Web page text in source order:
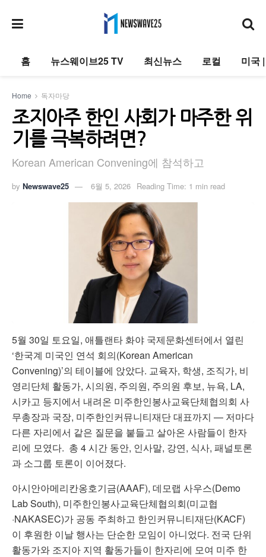
홈 뉴스웨이브25 TV 최신뉴스 로컬 미국
Home 독자마당
조지아주 한인 사회가 마주한 위
기를 극복하려면?
Korean American Convening에 참석하고
by Newswave25 6월 5, 2026 Reading Time: 1 min read
5월 30일 토요일, 애틀랜타 화야 국제문화센터에서 열린
‘한국계 미국인 연석 회의(Korean American
Convening)’의 테이블에 앉았다. 교육자, 학생, 조직가, 비
영리단체 활동가, 시의원, 주의원, 주의원 후보, 뉴욕, LA,
시카고 등지에서 내려온 미주한인봉사교육단체협의회 사
무총장과 국장, 미주한인커뮤니티재단 대표까지 — 저마다
다른 자리에서 같은 질문을 붙들고 살아온 사람들이 한자
리에 모였다. 총 4 시간 동안, 인사말, 강연, 식사, 패널토론
과 소그룹 토론이 이어졌다.
아시안아메리칸옹호기금(AAAF), 데모랩 사우스(Demo
Lab South), 미주한인봉사교육단체협의회(미교협
·NAKASEC)가 공동 주최하고 한인커뮤니티재단(KACF)
이 후원한 이날 행사는 단순한 모임이 아니었다. 전국 단위
활동가와 조지아 지역 활동가들이 한자리에 모여 미주 한